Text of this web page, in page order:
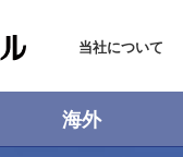
当社について
海外